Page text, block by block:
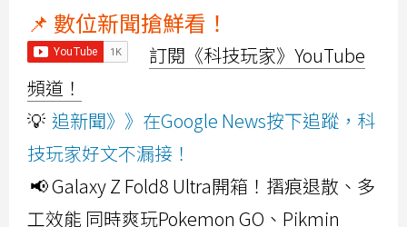
📌 數位新聞搶鮮看！
訂閱《科技玩家》YouTube
頻道！
💡 追新聞》》在Google News按下追蹤，科
技玩家好文不漏接！
📢 Galaxy Z Fold8 Ultra開箱！摺痕退散、多
工效能 同時爽玩Pokemon GO、Pikmin